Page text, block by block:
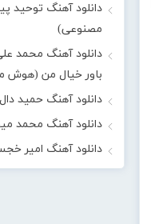
دانلود آهنگ توحید
مصنوعی)
دانلود آهنگ محمد
باور خیال من (هوش
دانلود آهنگ حمید
دانلود آهنگ محمد
دانلود آهنگ امیر